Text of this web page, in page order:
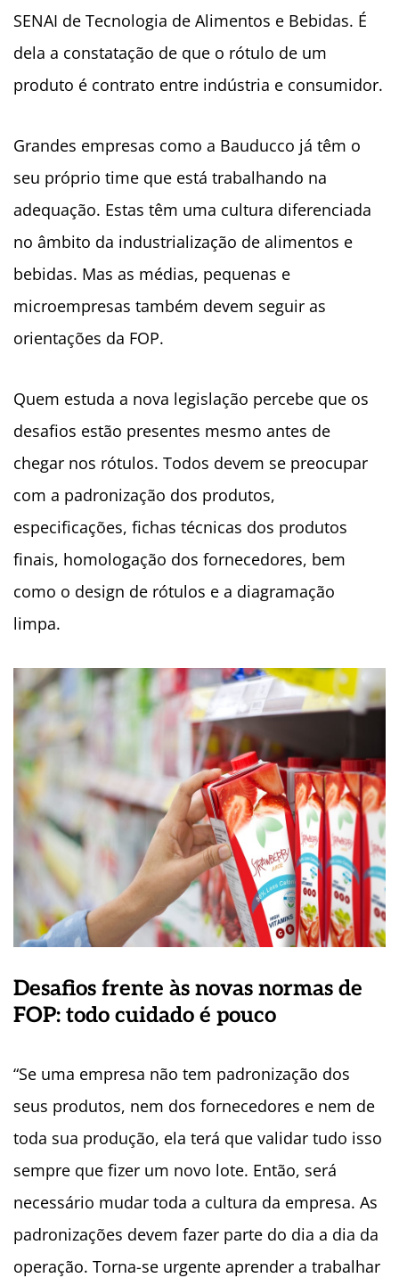
SENAI de Tecnologia de Alimentos e Bebidas. É
dela a constatação de que o rótulo de um
produto é contrato entre indústria e consumidor.
Grandes empresas como a Bauducco já têm o
seu próprio time que está trabalhando na
adequação. Estas têm uma cultura diferenciada
no âmbito da industrialização de alimentos e
bebidas. Mas as médias, pequenas e
microempresas também devem seguir as
orientações da FOP.
Quem estuda a nova legislação percebe que os
desafios estão presentes mesmo antes de
chegar nos rótulos. Todos devem se preocupar
com a padronização dos produtos,
especificações, fichas técnicas dos produtos
finais, homologação dos fornecedores, bem
como o design de rótulos e a diagramação
limpa.
Desafios frente às novas normas de
FOP: todo cuidado é pouco
“Se uma empresa não tem padronização dos
seus produtos, nem dos fornecedores e nem de
toda sua produção, ela terá que validar tudo isso
sempre que fizer um novo lote. Então, será
necessário mudar toda a cultura da empresa. As
padronizações devem fazer parte do dia a dia da
operação. Torna-se urgente aprender a trabalhar